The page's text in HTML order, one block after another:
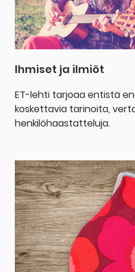
Ihmiset ja ilmiöt
ET-lehti tarjoaa entistä
koskettavia tarinoita,
henkilöhaastatteluja.